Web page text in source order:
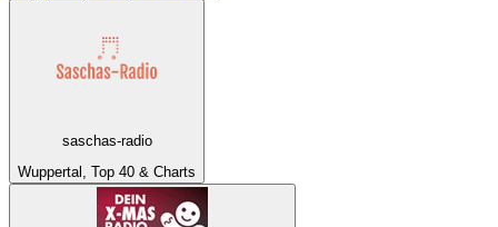
saschas-radio
Wuppertal, Top 40 & Charts